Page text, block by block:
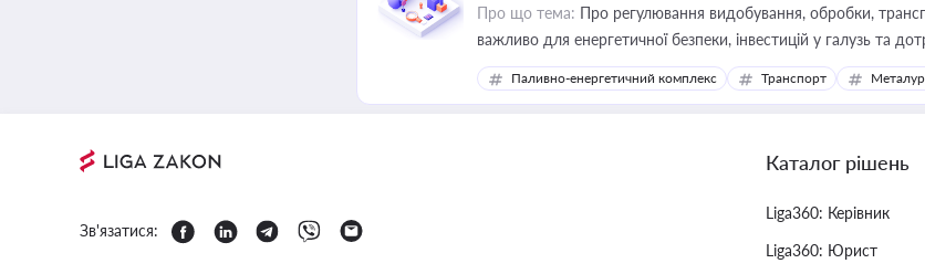
Про що тема: Про регулювання видобування, обробки,
важливо для енергетичної безпеки, інвестицій у галузь та
Паливно-енергетичний комплекс Транспорт
Зв'язатися:
Каталог рішень
Liga360: Керівник
Liga360: Юрист